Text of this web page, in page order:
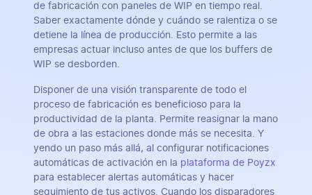
de fabricación con paneles de WIP en tiempo real.
Saber exactamente dónde y cuándo se ralentiza o se
detiene la línea de producción. Esto permite a las
empresas actuar incluso antes de que los buffers de
WIP se desborden.
Disponer de una visión transparente de todo el
proceso de fabricación es beneficioso para la
productividad de la planta. Permite reasignar la mano
de obra a las estaciones donde más se necesita. Y
yendo un paso más allá, al configurar notificaciones
automáticas de activación en la plataforma de Poyzx
para establecer alertas automáticas y hacer
seguimiento de tus activos. Cuando los disparadores